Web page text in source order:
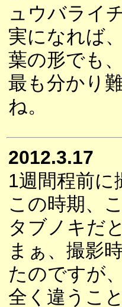
ュウバライ
実になれば
葉の形でも
最も分かり
ね。
2012.3.17
1週間程前に
この時期、
タブノキだ
まぁ、撮影
たのですが
全く違うこ